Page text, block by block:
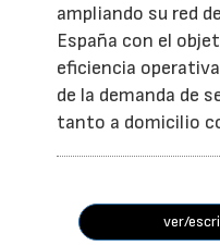
ampliando su red
España con el
eficiencia
de la demanda de
tanto a domicilio
ver/